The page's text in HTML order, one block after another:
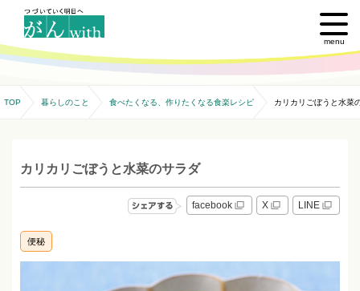
menu
TOP 暮らしのこと 食べたくなる、作りたくなる食楽レシピ カリカリごぼうと水菜
カリカリごぼうと水菜のサラダ
facebook X LINE
便秘